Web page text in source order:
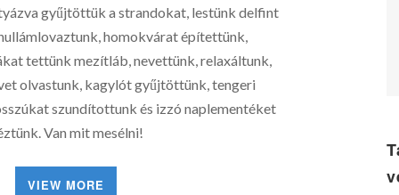
gyűjtöttük a strandokat, lestünk delfint
homokvárat építettünk,
tettünk mezítláb, nevettünk, relaxáltunk,
olvastunk, kagylót gyűjtöttünk, tengeri
szundítottunk és izzó naplementéket
Van mit mesélni!
VIEW MORE